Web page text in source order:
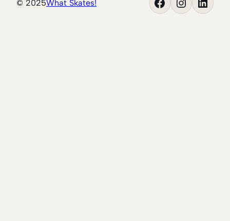
© 2025What Skates!